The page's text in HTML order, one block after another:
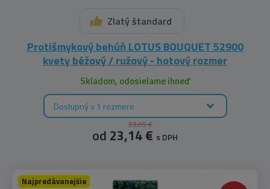
Zlatý štandard
Protišmykový behúň LOTUS BOUQUET 52900
kvety béžový / ružový - hotový rozmer
Skladom, odosielame ihneď
Dostupný v 1 rozmere
33,05 €
od 23,14 € s DPH
Najpredávanejšie